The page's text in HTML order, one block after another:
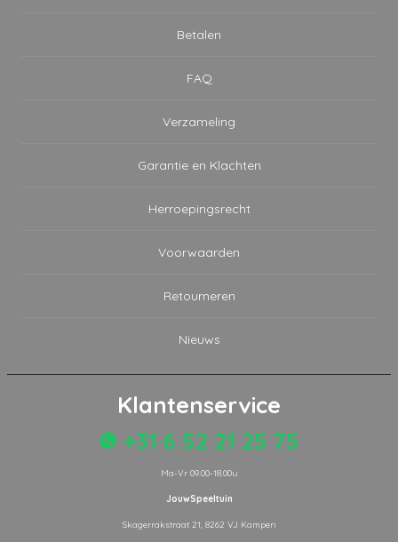
Betalen
FAQ
Verzameling
Garantie en Klachten
Herroepingsrecht
Voorwaarden
Retourneren
Nieuws
Klantenservice
+31 6 52 21 25 75
Ma-Vr 09.00-18.00u
JouwSpeeltuin
Skagerrakstraat 21, 8262 VJ Kampen